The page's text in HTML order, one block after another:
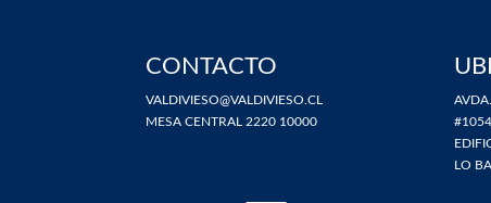
CONTACTO
VALDIVIESO@VALDIVIESO.CL
MESA CENTRAL 2220 10000
LO